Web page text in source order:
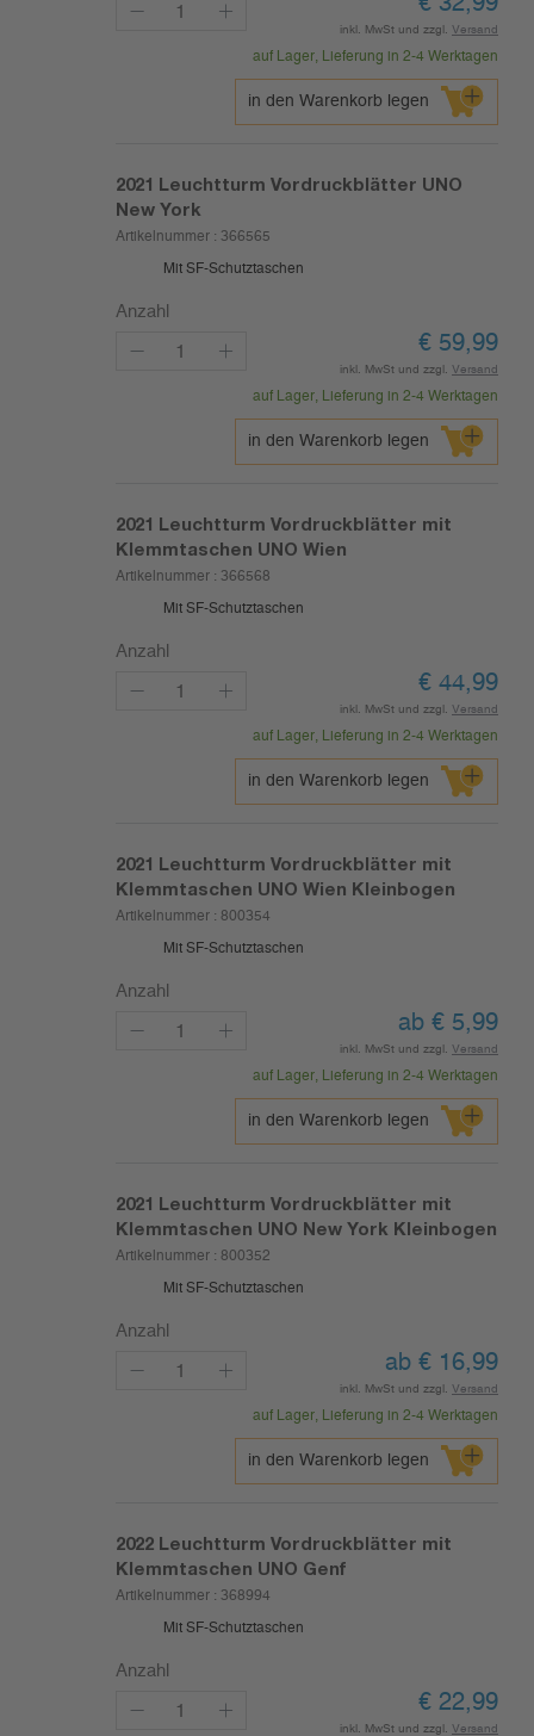
inkl. MwSt und zzgl. Versand
auf Lager, Lieferung in 2-4 Werktagen
in den Warenkorb legen
2021 Leuchtturm Vordruckblätter UNO
New York
Artikelnummer : 366565
Mit SF-Schutztaschen
Anzahl
€ 59,99
inkl. MwSt und zzgl. Versand
auf Lager, Lieferung in 2-4 Werktagen
in den Warenkorb legen
2021 Leuchtturm Vordruckblätter mit
Klemmtaschen UNO Wien
Artikelnummer : 366568
Mit SF-Schutztaschen
Anzahl
€ 44,99
inkl. MwSt und zzgl. Versand
auf Lager, Lieferung in 2-4 Werktagen
in den Warenkorb legen
2021 Leuchtturm Vordruckblätter mit
Klemmtaschen UNO Wien Kleinbogen
Artikelnummer : 800354
Mit SF-Schutztaschen
Anzahl
ab € 5,99
inkl. MwSt und zzgl. Versand
auf Lager, Lieferung in 2-4 Werktagen
in den Warenkorb legen
2021 Leuchtturm Vordruckblätter mit
Klemmtaschen UNO New York Kleinbogen
Artikelnummer : 800352
Mit SF-Schutztaschen
Anzahl
ab € 16,99
inkl. MwSt und zzgl. Versand
auf Lager, Lieferung in 2-4 Werktagen
in den Warenkorb legen
2022 Leuchtturm Vordruckblätter mit
Klemmtaschen UNO Genf
Artikelnummer : 368994
Mit SF-Schutztaschen
Anzahl
€ 22,99
inkl. MwSt und zzgl. Versand